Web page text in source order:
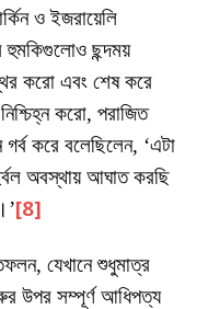
ও ইজরায়েলি
ছন্দময়
করো এবং শেষ করে
করো, পরাজিত
করে বলেছিলেন, ‘এটা
অবস্থায় আঘাত করছি
[8]
যেখানে শুধুমাত্র
উপর সম্পূর্ণ আধিপত্য